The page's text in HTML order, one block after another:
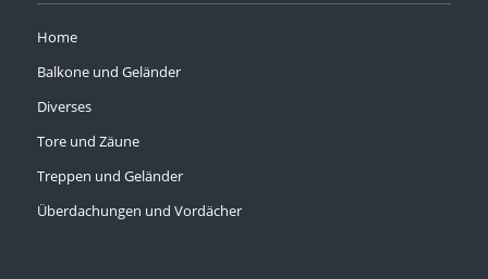
Home
Balkone und Geländer
Diverses
Tore und Zäune
Treppen und Geländer
Überdachungen und Vordächer